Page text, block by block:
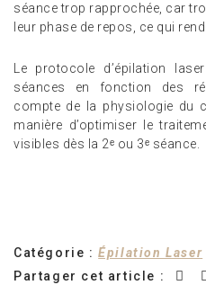
séance trop rapprochée, car
leur phase de repos, ce qui
Le protocole d’épilation
séances en fonction des
compte de la physiologie du
manière d’optimiser le
visibles dès la 2ᵉ ou 3ᵉ séance.
Catégorie :Épilation Laser
Partager cet article :